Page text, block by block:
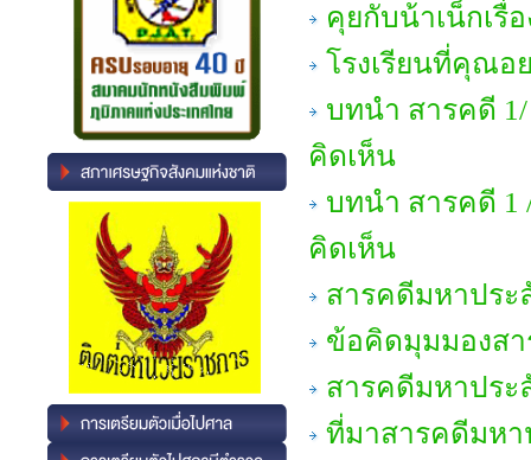
คุยกับน้าเน็กเรื่
โรงเรียนที่คุณอ
บทนำ สารคดี 1/
คิดเห็น
บทนำ สารคดี 1
คิดเห็น
สารคดีมหาปร
ข้อคิดมุมมองส
สารคดีมหาปร
ที่มาสารคดีมห